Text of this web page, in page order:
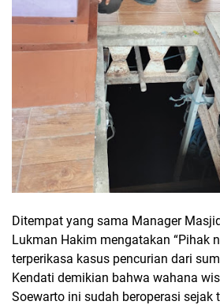
Ditempat yang sama Manager
Lukman Hakim mengatakan “Pihak
terperikasa kasus pencurian dari
Kendati demikian bahwa wahana
Soewarto ini sudah beroperasi sejak